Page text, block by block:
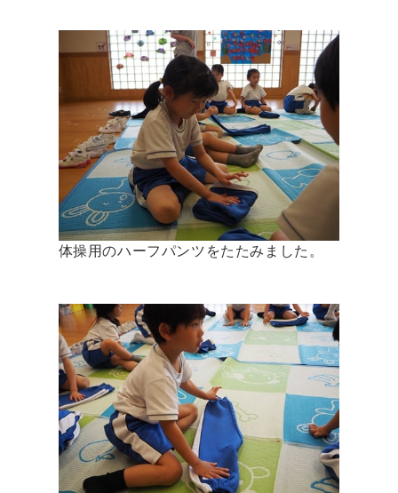
体操用のハーフパンツをたたみました。